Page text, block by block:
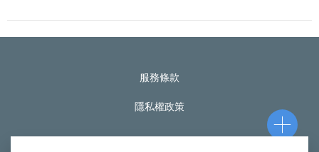
服務條款
隱私權政策